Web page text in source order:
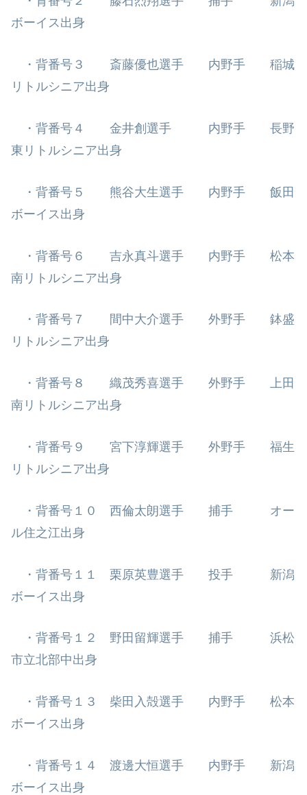
ボーイス出身
・背番号３ 斎藤優也選手 内野手 稲城
リトルシニア出身
・背番号４ 金井創選手 内野手 長野
東リトルシニア出身
・背番号５ 熊谷大生選手 内野手 飯田
ボーイス出身
・背番号６ 吉永真斗選手 内野手 松本
南リトルシニア出身
・背番号７ 間中大介選手 外野手 鉢盛
リトルシニア出身
・背番号８ 織茂秀喜選手 外野手 上田
南リトルシニア出身
・背番号９ 宮下淳輝選手 外野手 福生
リトルシニア出身
・背番号１０ 西倫太朗選手 捕手 オー
ル住之江出身
・背番号１１ 栗原英豊選手 投手 新潟
ボーイス出身
・背番号１２ 野田留輝選手 捕手 浜松
市立北部中出身
・背番号１３ 柴田入殻選手 内野手 松本
ボーイス出身
・背番号１４ 渡邊大恒選手 内野手 新潟
ボーイス出身